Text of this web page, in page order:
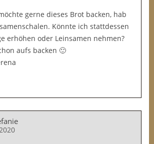
gerne dieses Brot backen, hab
Könnte ich stattdessen
erhöhen oder Leinsamen nehmen?
aufs backen 🙂